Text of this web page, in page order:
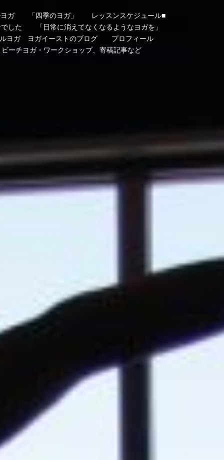
ガ 「四季のヨガ」
レッスンスケジュール■
した
「日常に消えてなくなるようなヨガを」
ヨガ ヨガイーストのブログ
プロフィール
ーチヨガ・ワークショップ、寄稿記事など